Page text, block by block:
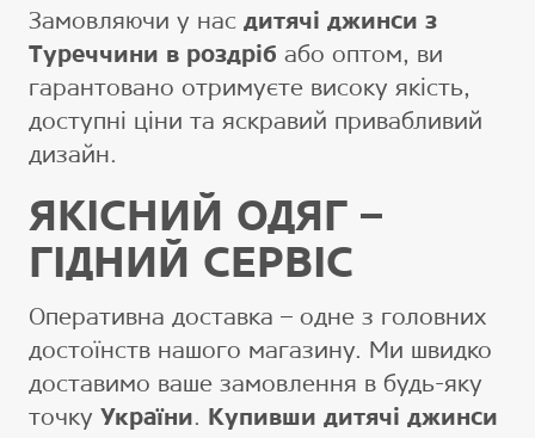
Замовляючи у нас дитячі джинси з
Туреччини в роздріб або оптом, ви
гарантовано отримуєте високу якість,
доступні ціни та яскравий привабливий
дизайн.
ЯКІСНИЙ ОДЯГ –
ГІДНИЙ СЕРВІС
Оперативна доставка – одне з головних
достоїнств нашого магазину. Ми швидко
доставимо ваше замовлення в будь-яку
точку України.
Купивши дитячі джинси